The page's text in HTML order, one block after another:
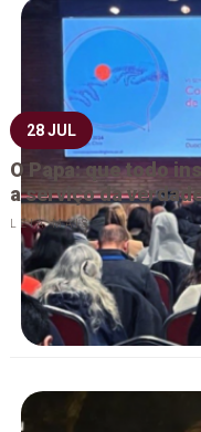
28 JUL
O Papa: que todo
a serviço da
LEIA MAIS